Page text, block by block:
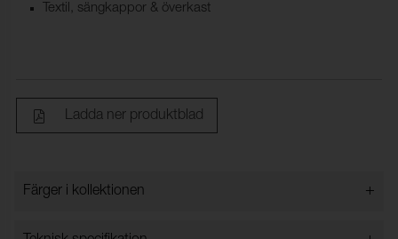
Textil, sängkappor & överkast
Ladda ner produktblad
Färger i kollektionen +